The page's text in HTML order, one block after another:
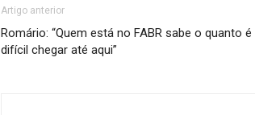
Artigo anterior
Romário: “Quem está no FABR sabe o quanto é
difícil chegar até aqui”